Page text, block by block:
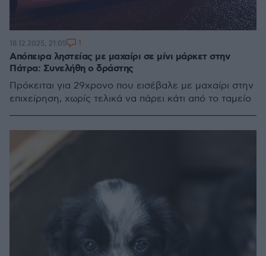
Απόπειρα ληστείας με μαχαίρι σε μίνι μάρκετ στην
Πάτρα: Συνελήθη ο δράστης
Πρόκειται για 29χρονο που εισέβαλε με μαχαίρι στην
επιχείρηση, χωρίς τελικά να πάρει κάτι από το ταμείο
18.12.2025, 21:05 1